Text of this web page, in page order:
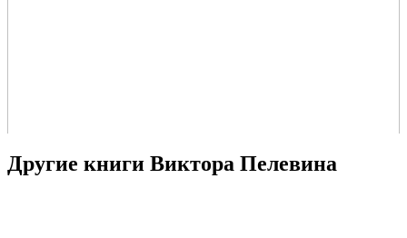
Другие книги Виктора Пелевина